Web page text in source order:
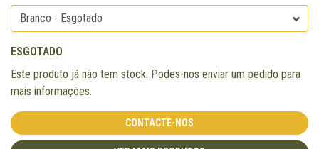
ESGOTADO
Este produto já não tem stock. Podes-nos enviar um pedido para
mais informações.
CONTACTE-NOS